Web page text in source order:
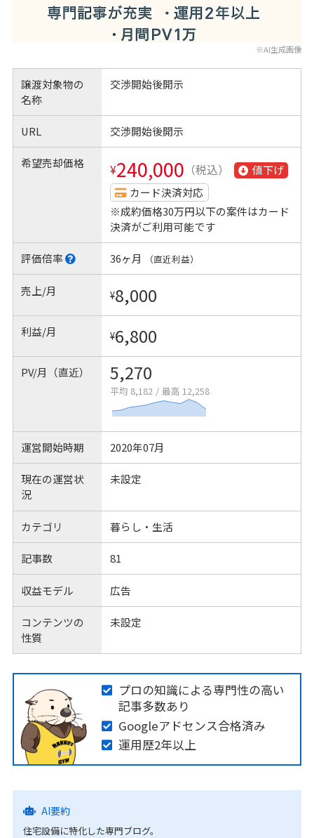
※AI生成画像
譲渡対象物の
名称
交渉開始後開示
URL 交渉開始後開示
希望売却価格 ¥240,000 （税込）
値下げ
カード決済対応
※成約価格30万円以下の案件はカード
決済がご利用可能です
評価倍率 36ヶ月 （直近利益）
売上/月 ¥8,000
利益/月 ¥6,800
PV/月（直近） 5,270
平均 8,182 / 最高 12,258
運営開始時期 2020年07月
現在の運営状
況
未設定
カテゴリ 暮らし・生活
記事数 81
収益モデル 広告
コンテンツの
性質
未設定
プロの知識による専門性の高い
記事多数あり
Googleアドセンス合格済み
運用歴2年以上
AI要約
住宅設備に特化した専門ブログ。